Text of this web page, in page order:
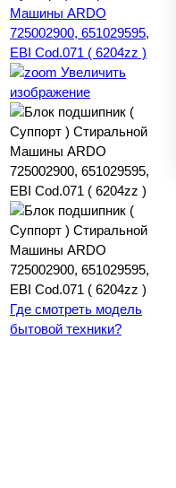
Увеличить
изображение
Где смотреть модель
бытовой техники?